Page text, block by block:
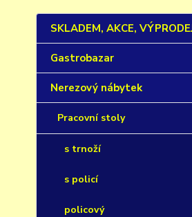
SKLADEM, AKCE,
Gastrobazar
Nerezový nábytek
Pracovní stoly
s trnoží
s policí
policový